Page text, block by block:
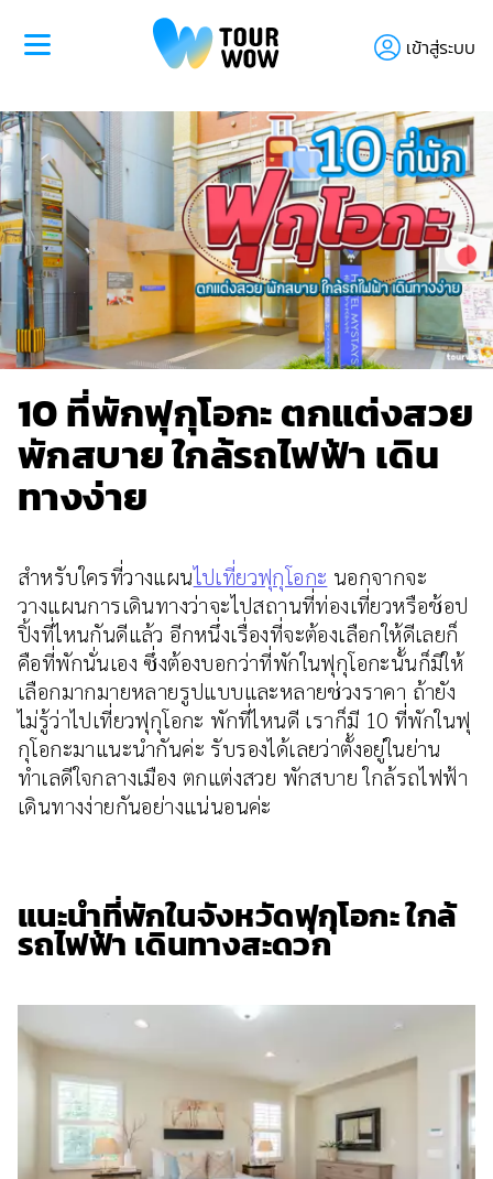
เข้าสู่ระบบ
10 ที่พักฟุกุโอกะ ตกแต่งสวย
พักสบาย ใกล้รถไฟฟ้า เดิน
ทางง่าย
สำหรับใครที่วางแผนไปเที่ยวฟุกุโอกะ นอกจากจะ
วางแผนการเดินทางว่าจะไปสถานที่ท่องเที่ยวหรือช้อป
ปิ้งที่ไหนกันดีแล้ว อีกหนึ่งเรื่องที่จะต้องเลือกให้ดีเลยก็
คือที่พักนั่นเอง ซึ่งต้องบอกว่าที่พักในฟุกุโอกะนั้นก็มีให้
เลือกมากมายหลายรูปแบบและหลายช่วงราคา ถ้ายัง
ไม่รู้ว่าไปเที่ยวฟุกุโอกะ พักที่ไหนดี เราก็มี 10 ที่พักในฟุ
กุโอกะมาแนะนำกันค่ะ รับรองได้เลยว่าตั้งอยู่ในย่าน
ทำเลดีใจกลางเมือง ตกแต่งสวย พักสบาย ใกล้รถไฟฟ้า
เดินทางง่ายกันอย่างแน่นอนค่ะ
แนะนำที่พักในจังหวัดฟุกุโอกะ ใกล้
รถไฟฟ้า เดินทางสะดวก